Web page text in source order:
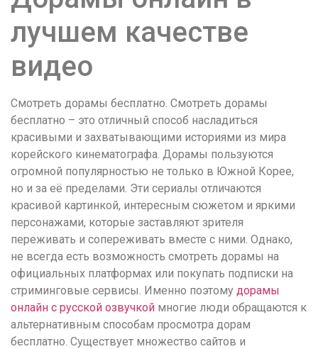
Среди
таких
обсуждений
игра
https://xn-
-80adioageb0aqloc.xn-
-
p1ai/
встречается
довольно
часто.
Её
структура
выглядит
понятной.
Это
создаёт
нейтральное,
спокойное
впечатление.
лучшем качестве
видео
Смотреть дорамы бесплатно. Смотреть дорамы
бесплатно – это отличный способ насладиться
красивыми и захватывающими историями из мира
корейского кинематографа. Дорамы пользуются
огромной популярностью не только в Южной Корее,
но и за её пределами. Эти сериалы отличаются
красивой картинкой, интересным сюжетом и яркими
персонажами, которые заставляют зрителя
переживать и сопереживать вместе с ними. Однако,
не всегда есть возможность смотреть дорамы на
официальных платформах или покупать подписки на
стриминговые сервисы. Именно поэтому дорамы
онлайн с русской озвучкой многие люди обращаются к
альтернативным способам просмотра дорам
бесплатно. Существует множество сайтов и